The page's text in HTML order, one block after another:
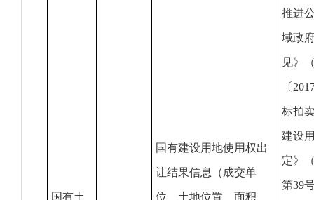
国有土
国有建设用地使用权出
让结果信息（成交单
位、土地位置、面积、
推进
域政
见》
〔
标拍
建设
定》
第39